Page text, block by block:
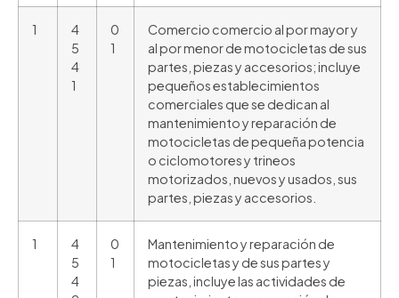
1
4
5
4
1
0
1
Comercio comercio al por mayor y
al por menor de motocicletas de sus
partes, piezas y accesorios; incluye
pequeños establecimientos
comerciales que se dedican al
mantenimiento y reparación de
motocicletas de pequeña potencia
o ciclomotores y trineos
motorizados, nuevos y usados, sus
partes, piezas y accesorios.
1
4
5
4
0
1
Mantenimiento y reparación de
motocicletas y de sus partes y
piezas, incluye las actividades de